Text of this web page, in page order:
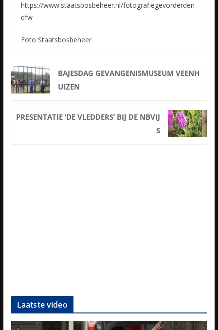
https://www.staatsbosbeheer.nl/fotografiegevorderden
dfw
Foto Staatsbosbeheer
BAJESDAG GEVANGENISMUSEUM VEENH
UIZEN
PRESENTATIE ‘DE VLEDDERS’ BIJ DE NBVIJ
S
Laatste video